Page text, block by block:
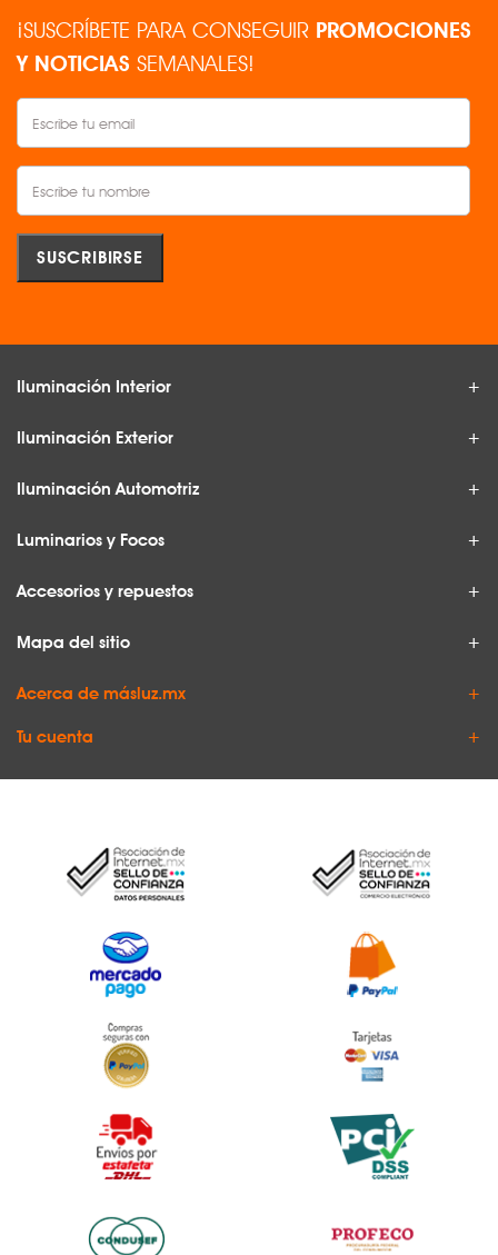
¡SUSCRÍBETE PARA CONSEGUIR PROMOCIONES
Y NOTICIAS SEMANALES!
Iluminación Interior
Iluminación Exterior
Iluminación Automotriz
Luminarios y Focos
Accesorios y repuestos
Mapa del sitio
Acerca de másluz.mx
Tu cuenta